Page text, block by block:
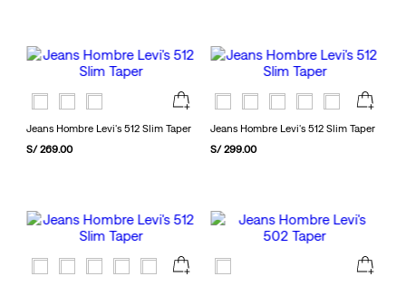
Jeans Hombre Levi's 512 Slim Taper
S/ 269.00
Jeans Hombre Levi's 512 Slim Taper
S/ 299.00